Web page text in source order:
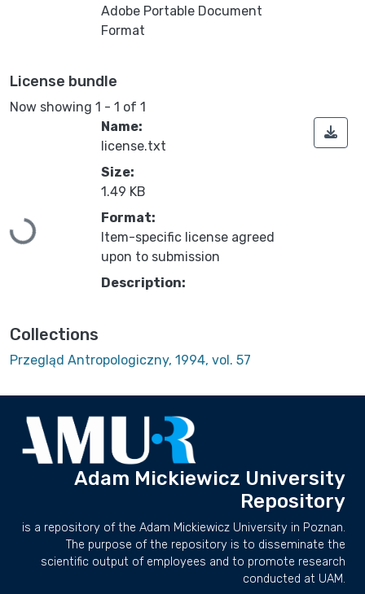
Adobe Portable Document
Format
License bundle
Now showing 1 - 1 of 1
Loading...
Name:
license.txt
Size:
1.49 KB
Format:
Item-specific license agreed
upon to submission
Description:
Collections
Przegląd Antropologiczny, 1994, vol. 57
Adam Mickiewicz University
Repository
is a repository of the Adam Mickiewicz University in Poznan.
The purpose of the repository is to disseminate the
scientific output of employees and to promote research
conducted at UAM.